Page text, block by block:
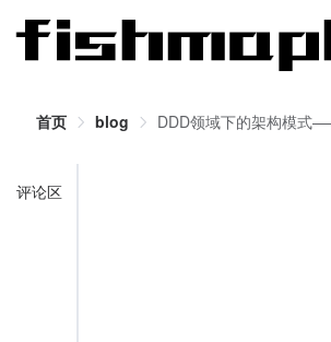
首页 blog DDD领域下的架构模式
评论区